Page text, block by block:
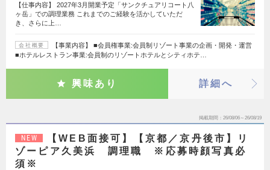
【仕事内容】 2027年3月開業予定「サンクチュアリコート八
ヶ岳」での調理業務 これまでのご経験を活かしていただ
き、さらに上…
会社概要
【事業内容】 ■会員権事業:会員制リゾート事業の企画・開発・運営
■ホテルレストラン事業:会員制のリゾートホテルとシティホテ…
興味あり 詳細へ
掲載期間 26/08/06～26/08/19
NEW
【WEB面接可】【京都／京丹後市】リ
ゾーピア久美浜 調理職 ※応募時顔写真必
須※